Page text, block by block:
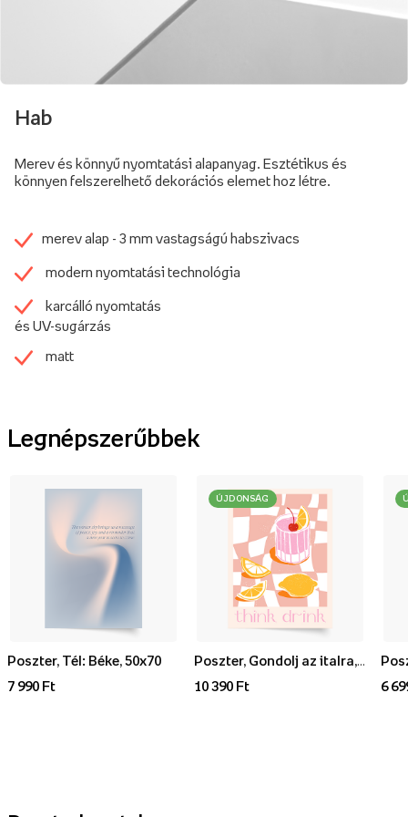
Hab
Merev és könnyű nyomtatási alapanyag. Esztétikus és
könnyen felszerelhető dekorációs elemet hoz létre.
merev alap - 3 mm vastagságú habszivacs
modern nyomtatási technológia
karcálló nyomtatás
és UV-sugárzás
matt
Legnépszerűbbek
Poszter, Tél: Béke, 50x70
7 990 Ft
ÚJDONSÁG
10 390 Ft
6